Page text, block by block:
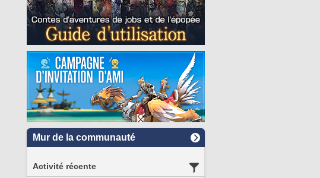
Mur de la communauté
Activité récente